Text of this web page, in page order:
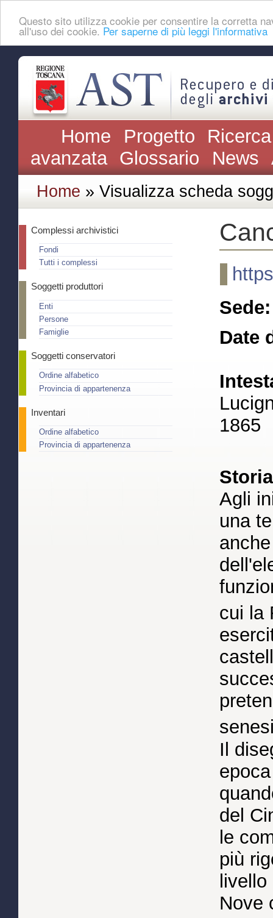
Questo sito utilizza cookie per consentire la corretta
all'uso dei cookie. Per saperne di più leggi l'informativa
Home Progetto
avanzata Glossario News
Home » Visualizza scheda
Complessi archivistici
Fondi
Tutti i complessi
Soggetti produttori
Enti
Persone
Famiglie
Soggetti conservatori
Ordine alfabetico
Provincia di appartenenza
Inventari
Ordine alfabetico
Provincia di appartenenza
Sede:
Date
1865
Agli
una
cui la
Il
del
le
più
livello
Nove